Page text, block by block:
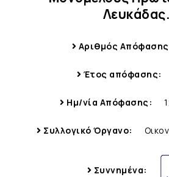
Λευκάδας.
Αριθμός
Έτος απόφασης:
Ημ/νία Απόφασης:
Συλλογικό Όργανο:
Συννημένα: